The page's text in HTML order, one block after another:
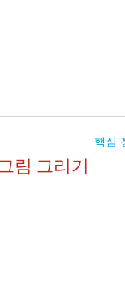
핵심
림 그리기